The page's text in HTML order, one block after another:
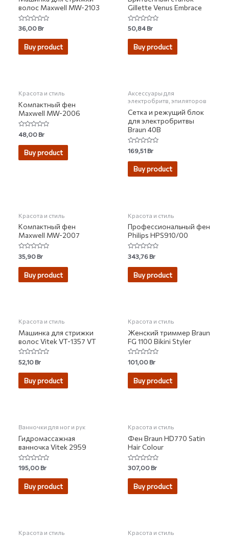
волос Maxwell MW-2103
Rated
0
out
36,00Br
Buy product
Gillette Venus Embrace
Rated
0
out
50,84Br
Buy product
Красота и стиль
Компактный фен
Maxwell MW-2006
Rated
0
out
48,00Br
Buy product
Аксессуары для
электробритв, эпиляторов
Сетка и режущий блок
для электробритвы
Braun 40B
Rated
0
out
169,51Br
Buy product
Красота и стиль
Компактный фен
Maxwell MW-2007
Rated
0
out
35,90Br
Buy product
Красота и стиль
Профессиональный фен
Philips HPS910/00
Rated
0
out
343,76Br
Buy product
Красота и стиль
Машинка для стрижки
волос Vitek VT-1357 VT
Rated
0
out
52,10Br
Buy product
Красота и стиль
Женский триммер Braun
FG 1100 Bikini Styler
Rated
0
out
101,00Br
Buy product
Ванночки для ног и рук
Гидромассажная
ванночка Vitek 2959
Rated
0
out
195,00Br
Buy product
Красота и стиль
Фен Braun HD770 Satin
Hair Colour
Rated
0
out
307,00Br
Buy product
Красота и стиль Красота и стиль